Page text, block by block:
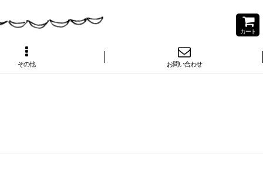
カート
その他 お問い合わせ